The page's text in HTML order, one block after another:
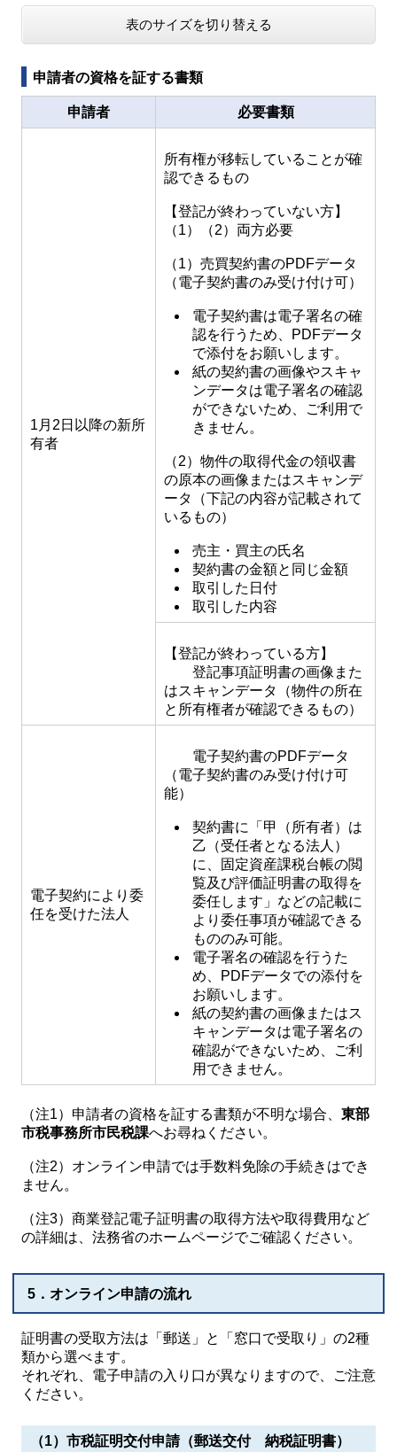
表のサイズを切り替える
申請者の資格を証する書類
申請者 必要書類
1月2日以降の新所
有者
所有権が移転していることが確
認できるもの
【登記が終わっていない方】
（1）（2）両方必要
（1）売買契約書のPDFデータ
（電子契約書のみ受け付け可）
電子契約書は電子署名の確
認を行うため、PDFデータ
で添付をお願いします。
紙の契約書の画像やスキャ
ンデータは電子署名の確認
ができないため、ご利用で
きません。
（2）物件の取得代金の領収書
の原本の画像またはスキャンデ
ータ（下記の内容が記載されて
いるもの）
売主・買主の氏名
契約書の金額と同じ金額
取引した日付
取引した内容
【登記が終わっている方】
登記事項証明書の画像また
はスキャンデータ（物件の所在
と所有権者が確認できるもの）
電子契約により委
任を受けた法人
電子契約書のPDFデータ
（電子契約書のみ受け付け可
能）
契約書に「甲（所有者）は
乙（受任者となる法人）
に、固定資産課税台帳の閲
覧及び評価証明書の取得を
委任します」などの記載に
より委任事項が確認できる
もののみ可能。
電子署名の確認を行うた
め、PDFデータでの添付を
お願いします。
紙の契約書の画像またはス
キャンデータは電子署名の
確認ができないため、ご利
用できません。
（注1）申請者の資格を証する書類が不明な場合、 東部
市税事務所市民税課へお尋ねください。
（注2）オンライン申請では手数料免除の手続きはでき
ません。
（注3）商業登記電子証明書の取得方法や取得費用など
の詳細は、法務省のホームページでご確認ください。
5．オンライン申請の流れ
証明書の受取方法は「郵送」と「窓口で受取り」の2種
類から選べます。
それぞれ、電子申請の入り口が異なりますので、ご注意
ください。
（1）市税証明交付申請（郵送交付 納税証明書）